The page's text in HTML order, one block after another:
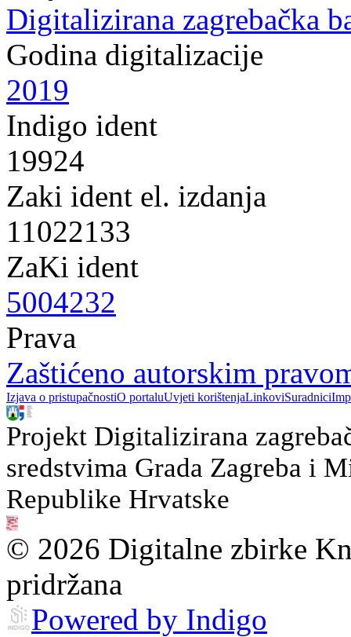
Digitalizirana zagrebačka
Godina digitalizacije
2019
Indigo ident
19924
Zaki ident el. izdanja
11022133
ZaKi ident
5004232
Prava
Zaštićeno autorskim
Izjava o pristupačnostiO portaluUvjeti korištenjaLinkoviSuradnici
Projekt Digitalizirana
sredstvima Grada Zagreba i
Republike Hrvatske
© 2026 Digitalne zbirke
pridržana
Powered by Indigo